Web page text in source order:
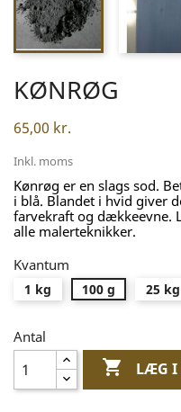
KØNRØG
65,00 kr.
Inkl. moms
Kønrøg er en slags sod.
i blå. Blandet i hvid giver
farvekraft og dækkeevne.
alle malerteknikker.
Kvantum
1 kg 100 g 25
Antal
 LÆG I